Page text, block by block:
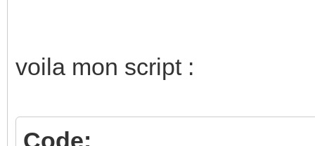
voila mon script :
Code: